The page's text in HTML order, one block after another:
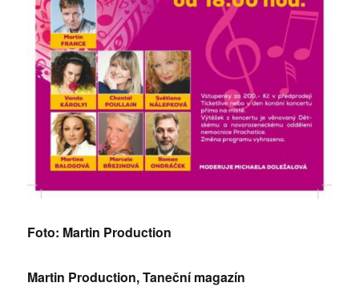
Foto: Martin Production
Martin Production, Taneční magazín